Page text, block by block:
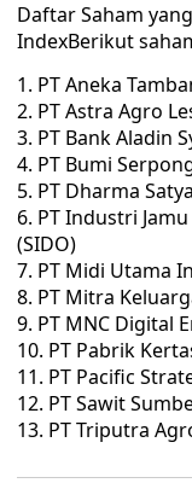
Daftar Saham
IndexBerikut
PT Aneka
PT Astra Agro
PT Bank Aladin
PT Bumi
PT Dharma
PT Industri
(SIDO)
PT Midi Utama
PT Mitra
PT MNC Digital
PT Pabrik
PT Pacific
PT Sawit
PT Triputra